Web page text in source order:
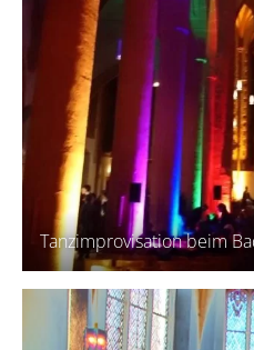
Tanzimprovisation beim